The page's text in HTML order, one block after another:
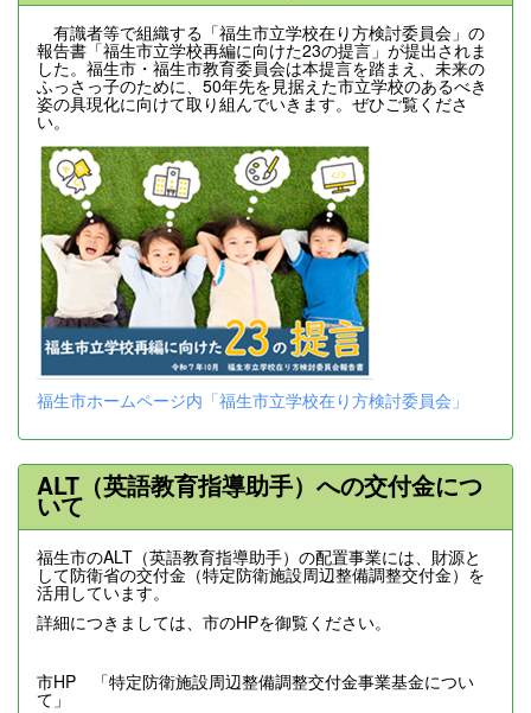
有識者等で組織する「福生市立学校在り方検討委員会」の
報告書「福生市立学校再編に向けた23の提言」が提出されま
した。福生市・福生市教育委員会は本提言を踏まえ、未来の
ふっさっ子のために、50年先を見据えた市立学校のあるべき
姿の具現化に向けて取り組んでいきます。ぜひご覧くださ
い。
福生市ホームページ内「福生市立学校在り方検討委員会」
ALT（英語教育指導助手）への交付金につ
いて
福生市のALT（英語教育指導助手）の配置事業には、財源と
して防衛省の交付金（特定防衛施設周辺整備調整交付金）を
活用しています。
詳細につきましては、市のHPを御覧ください。
市HP 「特定防衛施設周辺整備調整交付金事業基金につい
て」